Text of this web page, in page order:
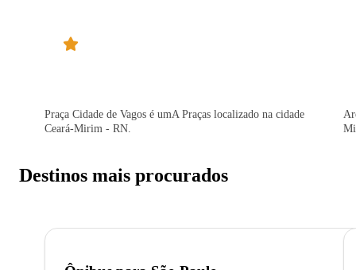
Praça Cidade de Vagos é umA Praças localizado na cidade
Ceará-Mirim - RN.
Destinos mais procurados